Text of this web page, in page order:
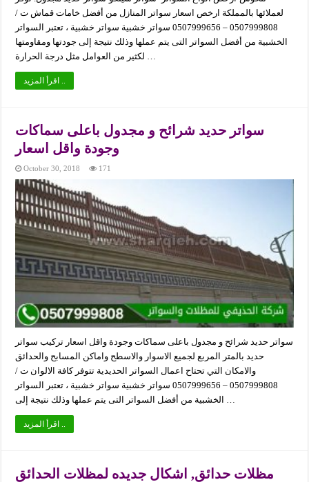
لعملائها بالمملكة ارخص اسعار سواتر المنازل من أفضل خامات قماش ت /
0507999808 – 0507999656 سواتر خشبية سواتر خشبية ، تعتبر السواتر
الخشبية من أفضل السواتر التى يتم عملها وذلك نتيجة إلى جودتها ومقاومتها
اقرأ المزيد ..
سواتر حديد شرائح و مجدول باعلى سماكات
وجودة واقل اسعار
October 30, 2018 171
سواتر حديد شرائح و مجدول باعلى سماكات وجودة واقل اسعار تركيب سواتر
حديد بالمتر المربع لجميع الاسوار والاسطح واماكن المسابح والحدائق
والامكان التي تحتاح اعمال السواتر الحديدية تتوفر كافة الالوان ت /
0507999808 – 0507999656 سواتر خشبية سواتر خشبية ، تعتبر السواتر
مظلات حدائق, اشكال جديده لمظلات الحدائق